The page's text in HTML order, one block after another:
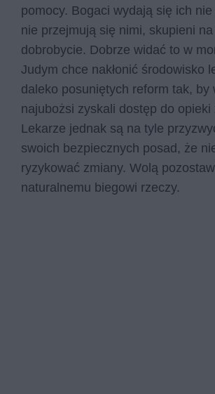
pomocy. Bogaci wydają się ich
nie przejmują się nimi, skupieni na
dobrobycie. Dobrze widać to w
Judym chce nakłonić środowisko
daleko posuniętych reform tak, by
najubożsi zyskali dostęp do opieki
Lekarze jednak są na tyle
swoich bezpiecznych posad, że
ryzykować zmiany. Wolą
naturalnemu biegowi rzeczy.